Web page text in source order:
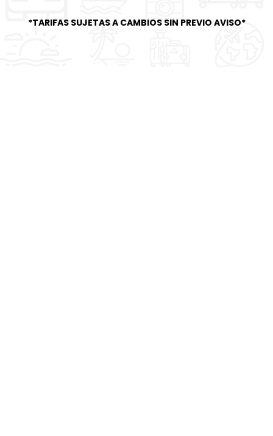
*TARIFAS SUJETAS A CAMBIOS SIN PREVIO AVISO*